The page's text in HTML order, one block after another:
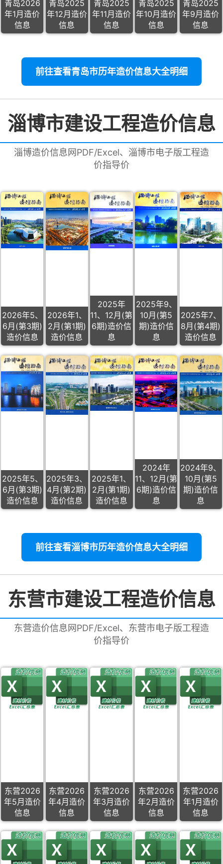
青岛2026
年1月造价
信息
青岛2025
年12月造价
信息
青岛2025
年11月造价
信息
青岛2025
年10月造价
信息
青岛2025
年9月造价
信息
前往查看青岛市历年造价信息大全明细
淄博市建设工程造价信息
淄博造价信息网PDF/Excel、淄博市电子版工程造
价指导价
2026年5、
6月(第3期)
造价信息
2026年1、
2月(第1期)
造价信息
2025年
11、12月(第
6期)造价信
息
2025年9、
10月(第5
期)造价信
息
2025年7、
8月(第4期)
造价信息
2025年5、
6月(第3期)
造价信息
2025年3、
4月(第2期)
造价信息
2025年1、
2月(第1期)
造价信息
2024年
11、12月(第
6期)造价信
息
2024年9、
10月(第5
期)造价信
息
前往查看淄博市历年造价信息大全明细
东营市建设工程造价信息
东营造价信息网PDF/Excel、东营市电子版工程造
价指导价
东营2026
年5月造价
信息
东营2026
年4月造价
信息
东营2026
年3月造价
信息
东营2026
年2月造价
信息
东营2026
年1月造价
信息